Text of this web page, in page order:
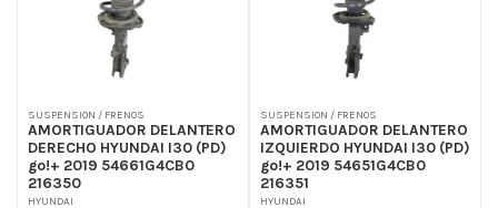
SUSPENSION / FRENOS
AMORTIGUADOR DELANTERO
DERECHO HYUNDAI I30 (PD)
go!+ 2019 54661G4CB0
216350
HYUNDAI
SUSPENSION / FRENOS
AMORTIGUADOR DELANTERO
IZQUIERDO HYUNDAI I30 (PD)
go!+ 2019 54651G4CB0
216351
HYUNDAI